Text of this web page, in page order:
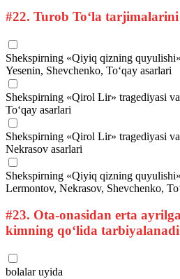
#22. Turob To‘la
Shekspirning «Qiyiq qizning
Yesenin, Shevchenko, To‘qay asarlari
Shekspirning «Qirol Lir» tragediyasi
To‘qay asarlari
Shekspirning «Qirol Lir» tragediyasi
Nekrasov asarlari
Shekspirning «Qiyiq qizning
Lermontov, Nekrasov, Shevchenko,
#23. Ota-onasidan erta
kimning qo‘lida
bolalar uyida